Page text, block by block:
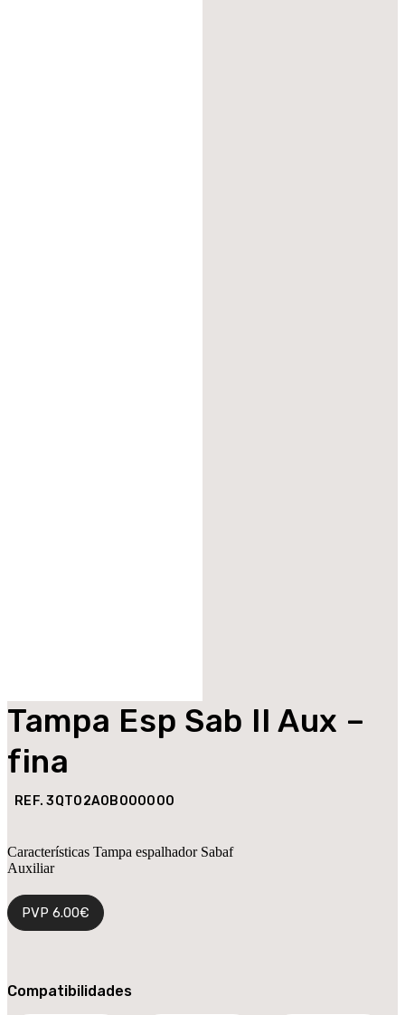
Tampa Esp Sab II Aux –
fina
REF. 3QT02A0B000000
Características Tampa espalhador Sabaf
Auxiliar
PVP 6.00€
Compatibilidades